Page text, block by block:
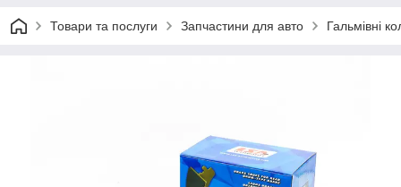
Товари та послуги Запчастини для авто Гальмівні